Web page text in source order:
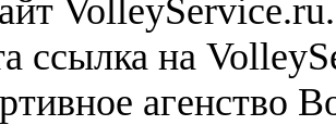
ссылка на
агенство